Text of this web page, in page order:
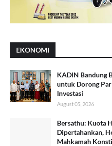
EKONOMI
KADIN Bandung
untuk Dorong
Investasi
August 05, 2026
Bersathu: Kuota
Dipertahankan,
Mahkamah